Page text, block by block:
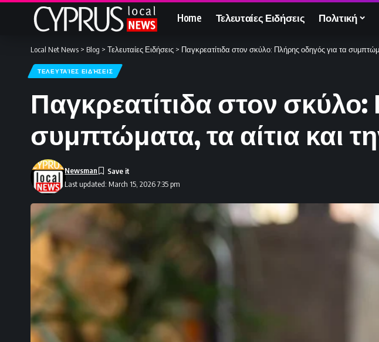
Home Τελευταίες Ειδήσεις Πολιτική
Local Net News > Blog > Τελευταίες Ειδήσεις > Παγκρεατίτιδα στον σκύλο: Πλήρης οδηγός για τα
ΤΕΛΕΥΤΑΊΕΣ ΕΙΔΉΣΕΙΣ
Παγκρεατίτιδα στον
συμπτώματα, τα αίτια και
Last updated: March 15, 2026 7:35 pm
Newsman